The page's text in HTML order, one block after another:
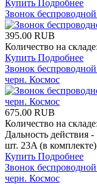
Купить
Подробнее
Звонок
395.00 RUB
Количество на складе:
Купить Подробнее
Звонок
черн. Космос
675.00 RUB
Количество на складе:
Дальность действия
шт. 23A (в
Купить Подробнее
Звонок
черн. Космос